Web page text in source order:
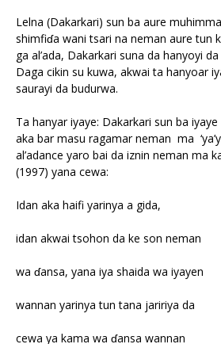
Lelna (Dakarkari) sun ba aure
shimfiɗa wani tsari na neman aure tun
ga al’ada, Dakarkari suna da hanyoyi
Daga cikin su kuwa, akwai ta hanyoar
saurayi da budurwa.
Ta hanyar iyaye: Dakarkari sun ba
aka bar masu ragamar neman ma
al’adance yaro bai da iznin neman ma
(1997) yana cewa:
Idan aka haifi yarinya a gida,
idan akwai tsohon da ke son neman
wa ɗansa, yana iya shaida wa iyayen
wannan yarinya tun tana jaririya da
cewa ya kama wa ɗansa wannan